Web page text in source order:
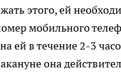
этого, ей
мобильного
ей в течение 2-3
она